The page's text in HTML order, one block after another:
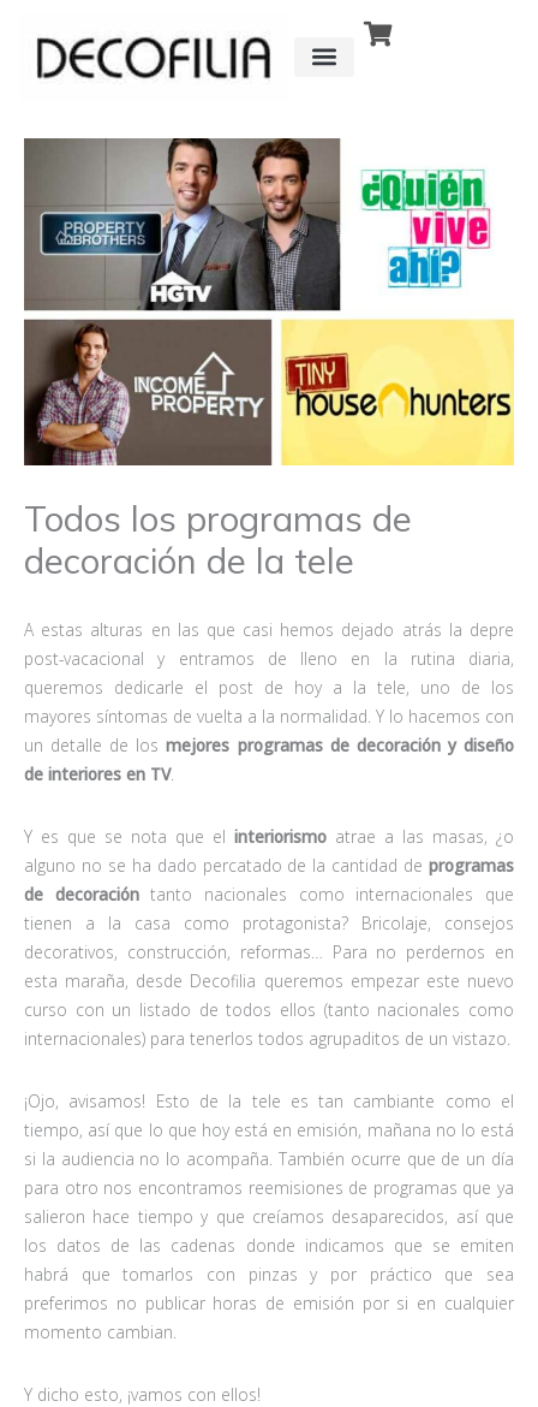
contenido
Todos los programas de
decoración de la tele
A estas alturas en las que casi hemos dejado atrás la depre
post-vacacional y entramos de lleno en la rutina diaria,
queremos dedicarle el post de hoy a la tele, uno de los
mayores síntomas de vuelta a la normalidad. Y lo hacemos con
un detalle de losmejores programas de decoración y diseño
de interiores en TV.
Y es que se nota que el interiorismo atrae a las masas, ¿o
alguno no se ha dado percatado de la cantidad de programas
de decoracióntanto nacionales como internacionales que
tienen a la casa como protagonista? Bricolaje, consejos
decorativos, construcción, reformas… Para no perdernos en
esta maraña, desde Decofilia queremos empezar este nuevo
curso con un listado de todos ellos (tanto nacionales como
internacionales) para tenerlos todos agrupaditos de un vistazo.
¡Ojo, avisamos! Esto de la tele es tan cambiante como el
tiempo, así que lo que hoy está en emisión, mañana no lo está
si la audiencia no lo acompaña. También ocurre que de un día
para otro nos encontramos reemisiones de programas que ya
salieron hace tiempo y que creíamos desaparecidos, así que
los datos de las cadenas donde indicamos que se emiten
habrá que tomarlos con pinzas y por práctico que sea
preferimos no publicar horas de emisión por si en cualquier
momento cambian.
Y dicho esto, ¡vamos con ellos!